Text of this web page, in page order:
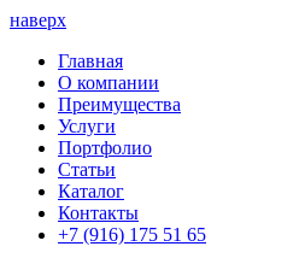
наверх
Главная
О компании
Преимущества
Услуги
Портфолио
Статьи
Каталог
Контакты
+7 (916) 175 51 65